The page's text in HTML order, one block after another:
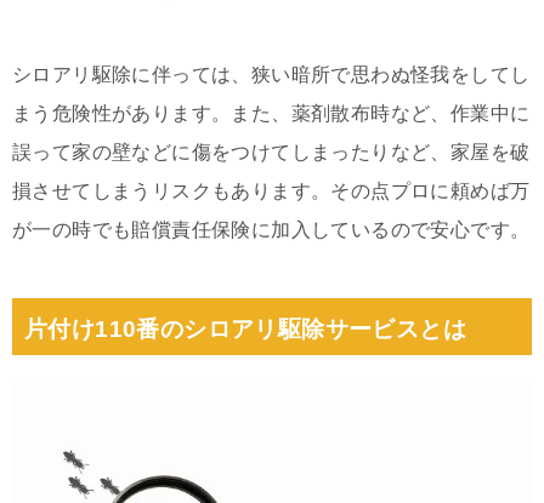
シロアリ駆除に伴っては、狭い暗所で思わぬ怪我をしてし
まう危険性があります。また、薬剤散布時など、作業中に
誤って家の壁などに傷をつけてしまったりなど、家屋を破
損させてしまうリスクもあります。その点プロに頼めば万
が一の時でも賠償責任保険に加入しているので安心です。
片付け110番のシロアリ駆除サービスとは